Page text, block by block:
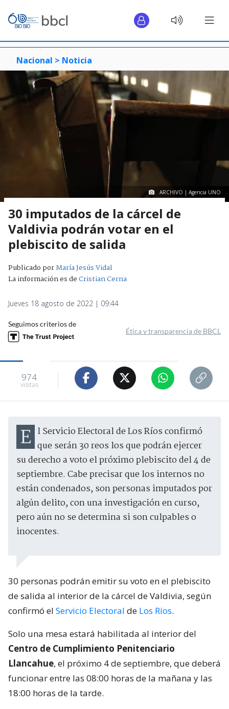
Nacional > Noticia
ARCHIVO | Agencia UNO
30 imputados de la cárcel de
Valdivia podrán votar en el
plebiscito de salida
Publicado porMaría Jesús Vidal
La información es deCristian Cerna
Jueves 18 agosto de 2022 | 09:44
Seguimos criterios de
Ética y transparencia de BBCL
974
visitas
El Servicio Electoral de Los Ríos confirmó que serán 30 reos los que podrán ejercer
su derecho a voto el próximo plebiscito del 4 de
septiembre. Cabe precisar que los internos no
están condenados, son personas imputados por
algún delito, con una investigación en curso,
pero aún no se determina si son culpables o
inocentes.
30 personas podrán emitir su voto en el plebiscito
de salida al interior de la cárcel de Valdivia, según
confirmó el Servicio Electoral de Los Ríos.
Solo una mesa estará habilitada al interior del
Centro de Cumplimiento Penitenciario
Llancahue, el próximo 4 de septiembre, que deberá
funcionar entre las 08:00 horas de la mañana y las
18:00 horas de la tarde.